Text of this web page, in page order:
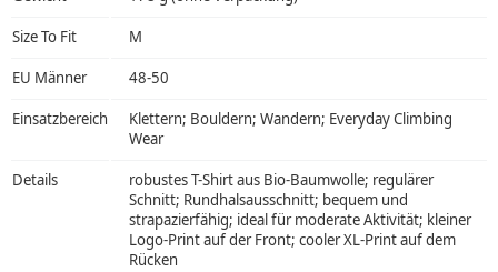
Size To Fit M
EU Männer 48-50
Einsatzbereich
Klettern; Bouldern; Wandern; Everyday Climbing
Wear
Details
robustes T-Shirt aus Bio-Baumwolle; regulärer
Schnitt; Rundhalsausschnitt; bequem und
strapazierfähig; ideal für moderate Aktivität; kleiner
Logo-Print auf der Front; cooler XL-Print auf dem
Rücken